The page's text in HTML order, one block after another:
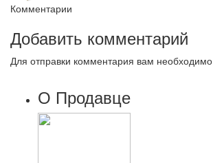
Комментарии
Добавить комментарий
Для отправки комментария вам необходимо
О Продавце